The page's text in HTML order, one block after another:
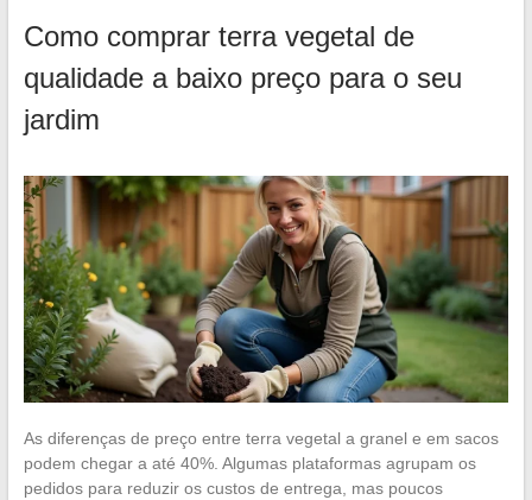
Como comprar terra vegetal de
qualidade a baixo preço para o seu
jardim
As diferenças de preço entre terra vegetal a granel e em sacos
podem chegar a até 40%. Algumas plataformas agrupam os
pedidos para reduzir os custos de entrega, mas poucos